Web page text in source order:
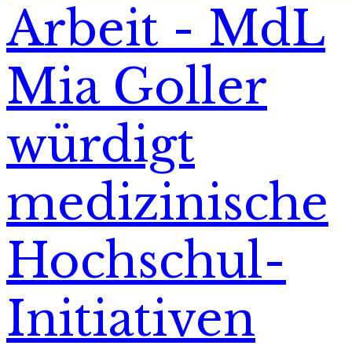
Arbeit - MdL
Mia Goller
würdigt
medizinische
Hochschul-
Initiativen